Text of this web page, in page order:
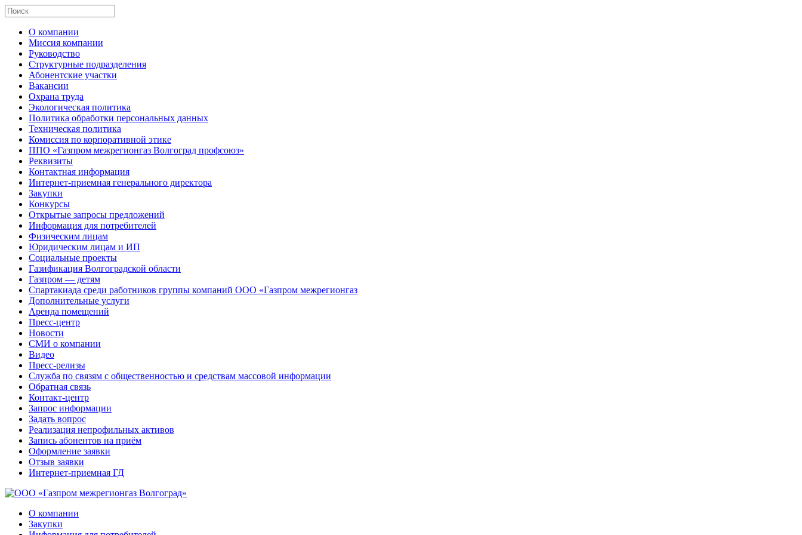
О компании
Миссия компании
Руководство
Структурные подразделения
Абонентские участки
Вакансии
Охрана труда
Экологическая политика
Политика обработки персональных данных
Техническая политика
Комиссия по корпоративной этике
ППО «Газпром межрегионгаз Волгоград профсоюз»
Реквизиты
Контактная информация
Интернет-приемная генерального директора
Закупки
Конкурсы
Открытые запросы предложений
Информация для потребителей
Физическим лицам
Юридическим лицам и ИП
Социальные проекты
Газификация Волгоградской области
Газпром — детям
Спартакиада среди работников группы компаний ООО «Газпром межрегионгаз
Дополнительные услуги
Аренда помещений
Пресс-центр
Новости
СМИ о компании
Видео
Пресс-релизы
Служба по связям с общественностью и средствам массовой информации
Обратная связь
Контакт-центр
Запрос информации
Задать вопрос
Реализация непрофильных активов
Запись абонентов на приём
Оформление заявки
Отзыв заявки
Интернет-приемная ГД
О компании
Закупки